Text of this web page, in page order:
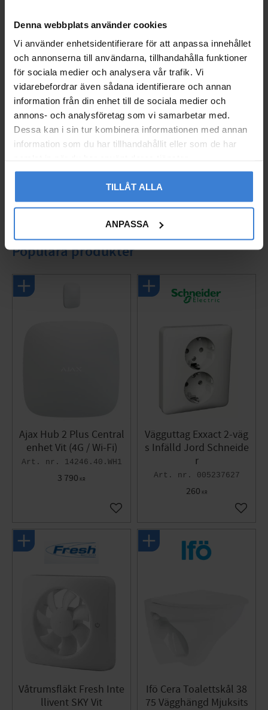
Denna webbplats använder cookies
Vi använder enhetsidentifierare för att anpassa innehållet
och annonserna till användarna, tillhandahålla funktioner
för sociala medier och analysera vår trafik. Vi
vidarebefordrar även sådana identifierare och annan
information från din enhet till de sociala medier och
annons- och analysföretag som vi samarbetar med.
Dessa kan i sin tur kombinera informationen med annan
information som du har tillhandahållit eller som de har
TILLÅT ALLA
ANPASSA
Omdömen
Du
Bli den första att lämna ett omdöme.
Populära produkter
Ajax Hub 2 Plus Central
enhet Vit (4G / Wi-Fi)
14246.40.WH1
3 790 KR
Lägg till i favoriter
Vägguttag Exxact 2-väg
s Infälld Jord Schneide
r
005237627
260 KR
Lägg
Våtrumsfläkt Fresh Inte
llivent SKY Vit
Ifö Cera Toalettskål 38
75 Vägghängd Mjuksits